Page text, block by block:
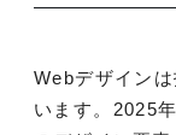
Webデザイン
います。2025